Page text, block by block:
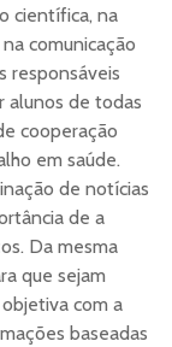
científica, na
comunicação
responsáveis
alunos de todas
cooperação
em saúde.
de notícias
de a
Da mesma
que sejam
com a
baseadas